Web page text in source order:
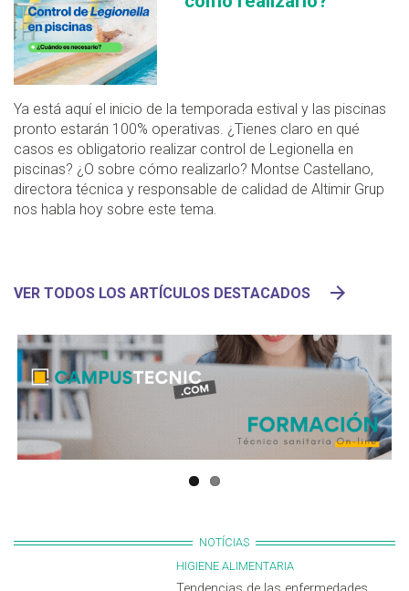
Ya está aquí el inicio de la temporada estival y las piscinas
pronto estarán 100% operativas. ¿Tienes claro en qué
casos es obligatorio realizar control de Legionella en
piscinas? ¿O sobre cómo realizarlo? Montse Castellano,
directora técnica y responsable de calidad de Altimir Grup
nos habla hoy sobre este tema.
VER TODOS LOS ARTÍCULOS DESTACADOS
NOTÍCIAS
HIGIENE ALIMENTARIA